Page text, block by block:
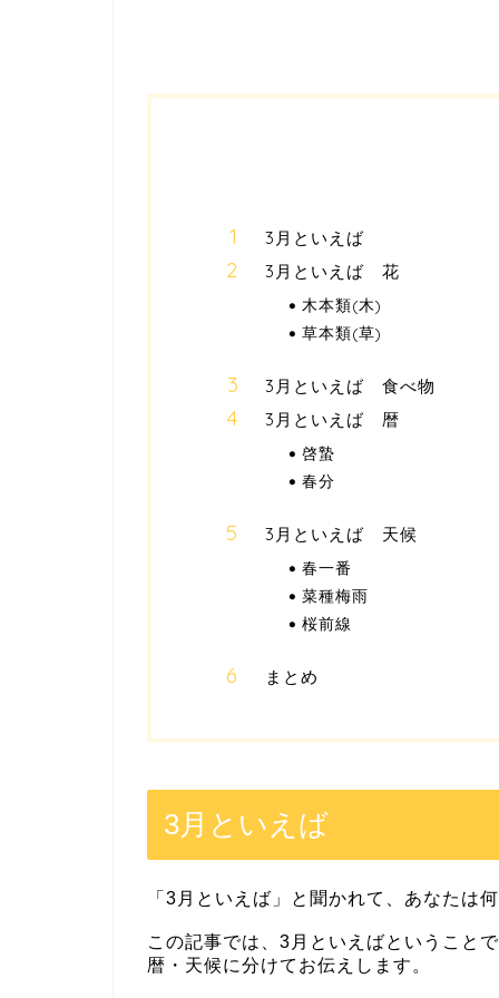
3月といえば
3月といえば 花
木本類(木)
草本類(草)
3月といえば 食べ物
3月といえば 暦
啓蟄
春分
3月といえば 天候
春一番
菜種梅雨
桜前線
まとめ
3月といえば
「3月といえば」と聞かれて、あなたは
この記事では、3月といえばということ
暦・天候に分けてお伝えします。